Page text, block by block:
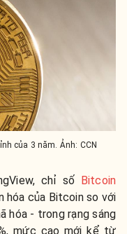
của 3 năm. Ảnh: CCN
chỉ số
Bitcoin
hóa của Bitcoin so với
hóa - trong rạng sáng
mức cao mới kể từ